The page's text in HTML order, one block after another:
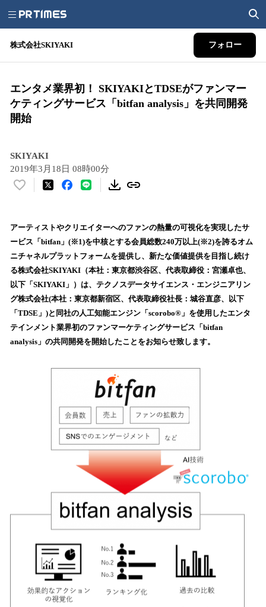
株式会社SKIYAKI フォロー
エンタメ業界初！ SKIYAKIとTDSEがファンマー
ケティングサービス「bitfan analysis」を共同開発
開始
SKIYAKI
2019年3月18日 08時00分
い
！
数
を
読
込
み
中
で
す
アーティストやクリエイターへのファンの熱量の可視化を実現したサ
ービス「bitfan」(※1)を中核とする会員総数240万以上(※2)を誇るオム
ニチャネルプラットフォームを提供し、新たな価値提供を目指し続け
る株式会社SKIYAKI（本社：東京都渋谷区、代表取締役：宮瀬卓也、
以下「SKIYAKI」）は、テクノスデータサイエンス・エンジニアリン
グ株式会社(本社：東京都新宿区、代表取締役社長：城谷直彦、以下
「TDSE」)と同社の人工知能エンジン「scorobo®」を使用したエンタ
テインメント業界初のファンマーケティングサービス「bitfan
analysis」の共同開発を開始したことをお知らせ致します。